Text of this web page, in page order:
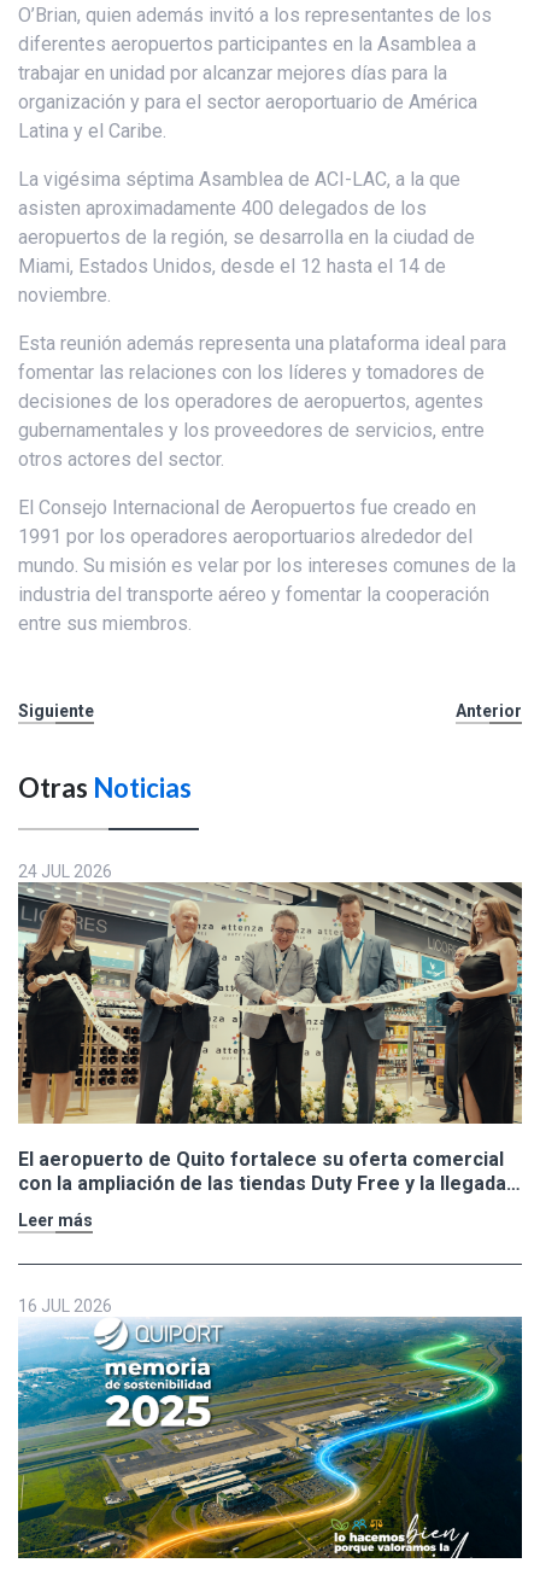
O’Brian, quien además invitó a los representantes de los
diferentes aeropuertos participantes en la Asamblea a
trabajar en unidad por alcanzar mejores días para la
organización y para el sector aeroportuario de América
Latina y el Caribe.
La vigésima séptima Asamblea de ACI-LAC, a la que
asisten aproximadamente 400 delegados de los
aeropuertos de la región, se desarrolla en la ciudad de
Miami, Estados Unidos, desde el 12 hasta el 14 de
noviembre.
Esta reunión además representa una plataforma ideal para
fomentar las relaciones con los líderes y tomadores de
decisiones de los operadores de aeropuertos, agentes
gubernamentales y los proveedores de servicios, entre
otros actores del sector.
El Consejo Internacional de Aeropuertos fue creado en
1991 por los operadores aeroportuarios alrededor del
mundo. Su misión es velar por los intereses comunes de la
industria del transporte aéreo y fomentar la cooperación
entre sus miembros.
Siguiente Anterior
Otras Noticias
24 JUL 2026
El aeropuerto de Quito fortalece su oferta comercial
con la ampliación de las tiendas Duty Free y la llegada
de Polo Ralph Lauren y Adidas
Leer más
16 JUL 2026